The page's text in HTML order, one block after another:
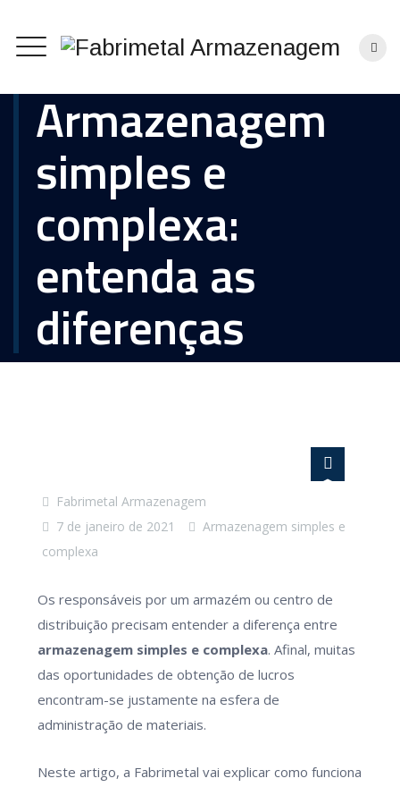
Armazenagem
simples e
complexa:
entenda as
diferenças
Fabrimetal Armazenagem
7 de janeiro de 2021
Armazenagem simples e
complexa
Os responsáveis por um armazém ou centro de
distribuição precisam entender a diferença entre
armazenagem simples e complexa. Afinal, muitas
das oportunidades de obtenção de lucros
encontram-se justamente na esfera de
administração de materiais.
Neste artigo, a Fabrimetal vai explicar como funciona